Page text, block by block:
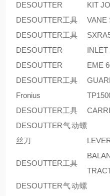
DESOUTTER
KIT
DESOUTTER工具
VANE
DESOUTTER工具
DESOUTTER
DESOUTTER
EME
DESOUTTER工具
Fronius
DESOUTTER工具
DESOUTTER气动螺
丝刀
DESOUTTER工具
DESOUTTER气动螺